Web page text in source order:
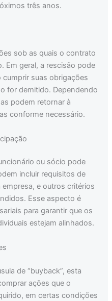
três anos.
sob as quais o contrato
Em geral, a rescisão pode
suas obrigações
for demitido. Dependendo
podem retornar à
conforme necessário.
ou sócio pode
incluir requisitos de
e outros critérios
Esse aspecto é
para garantir que os
estejam alinhados.
de “buyback”, esta
ações que o
em certas condições